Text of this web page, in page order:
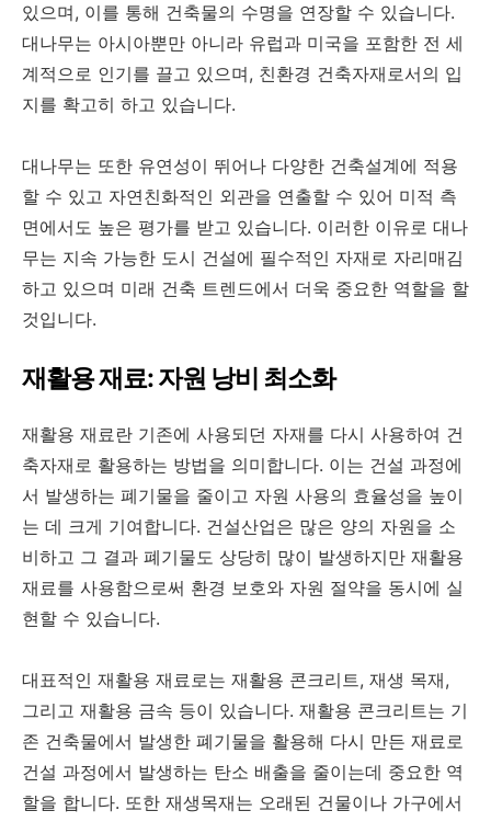
있으며, 이를 통해 건축물의 수명을 연장할 수 있습니다.
대나무는 아시아뿐만 아니라 유럽과 미국을 포함한 전 세
계적으로 인기를 끌고 있으며, 친환경 건축자재로서의 입
지를 확고히 하고 있습니다.
대나무는 또한 유연성이 뛰어나 다양한 건축설계에 적용
할 수 있고 자연친화적인 외관을 연출할 수 있어 미적 측
면에서도 높은 평가를 받고 있습니다. 이러한 이유로 대나
무는 지속 가능한 도시 건설에 필수적인 자재로 자리매김
하고 있으며 미래 건축 트렌드에서 더욱 중요한 역할을 할
것입니다.
재활용 재료: 자원 낭비 최소화
재활용 재료란 기존에 사용되던 자재를 다시 사용하여 건
축자재로 활용하는 방법을 의미합니다. 이는 건설 과정에
서 발생하는 폐기물을 줄이고 자원 사용의 효율성을 높이
는 데 크게 기여합니다. 건설산업은 많은 양의 자원을 소
비하고 그 결과 폐기물도 상당히 많이 발생하지만 재활용
재료를 사용함으로써 환경 보호와 자원 절약을 동시에 실
현할 수 있습니다.
대표적인 재활용 재료로는 재활용 콘크리트, 재생 목재,
그리고 재활용 금속 등이 있습니다. 재활용 콘크리트는 기
존 건축물에서 발생한 폐기물을 활용해 다시 만든 재료로
건설 과정에서 발생하는 탄소 배출을 줄이는데 중요한 역
할을 합니다. 또한 재생목재는 오래된 건물이나 가구에서